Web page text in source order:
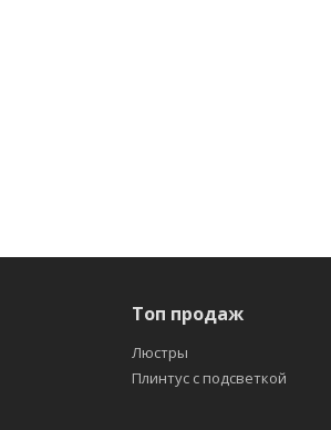
Топ продаж
Люстры
Плинтус с подсветкой